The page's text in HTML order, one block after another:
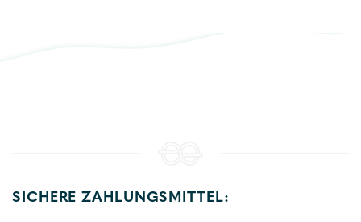
SICHERE ZAHLUNGSMITTEL: